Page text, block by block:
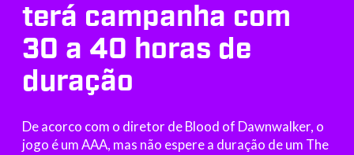
terá campanha com
30 a 40 horas de
duração
De acorco com o diretor de Blood of Dawnwalker, o
jogo é um AAA, mas não espere a duração de um The